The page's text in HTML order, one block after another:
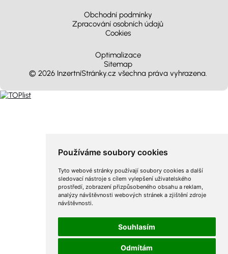
Používáme soubory cookies
Tyto webové stránky používají soubory cookies a další
sledovací nástroje s cílem vylepšení uživatelského
prostředí, zobrazení přizpůsobeného obsahu a reklam,
analýzy návštěvnosti webových stránek a zjištění zdroje
návštěvnosti.
Souhlasím
Odmítám
Obchodní podmínky
Zpracování osobních údajů
Cookies
Optimalizace
Sitemap
© 2026 InzertníStránky.cz všechna práva vyhrazena.